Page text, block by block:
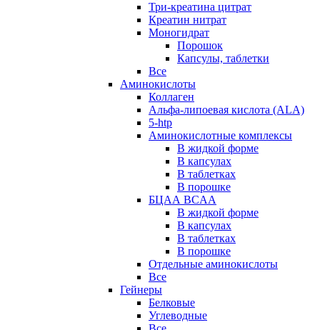
Три-креатина цитрат
Креатин нитрат
Моногидрат
Порошок
Капсулы, таблетки
Все
Аминокислоты
Коллаген
Альфа-липоевая кислота (ALA)
5-htp
Аминокислотные комплексы
В жидкой форме
В капсулах
В таблетках
В порошке
БЦАА BCAA
В жидкой форме
В капсулах
В таблетках
В порошке
Отдельные аминокислоты
Все
Гейнеры
Белковые
Углеводные